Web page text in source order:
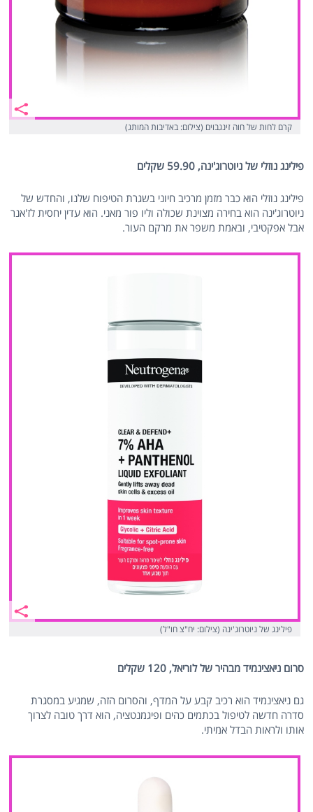
קרם לחות של חוה זינגבוים (צילום: באדיבות המותג)
פילינג נוזלי של ניוטרוג'ינה, 59.90 שקלים
פילינג נוזלי הוא כבר מזמן מרכיב חיוני בשגרת הטיפוח שלנו, והחדש של
ניוטרוג'ינה הוא בחירה מצוינת שכולה וליו פור מאני. הוא עדין יחסית לז'אנר
אבל אפקטיבי, ובאמת משפר את מרקם העור.
פילינג של ניוטרוג'ינה (צילום: יח"צ חו"ל)
סרום ניאצינמיד מבהיר של לוריאל, 120 שקלים
גם ניאצינמיד הוא רכיב קבע על המדף, והסרום הזה, שמגיע במסגרת
סדרה חדשה לטיפול בכתמים כהים ופיגמנטציה, הוא דרך טובה לצרוך
אותו ולראות הבדל אמיתי.